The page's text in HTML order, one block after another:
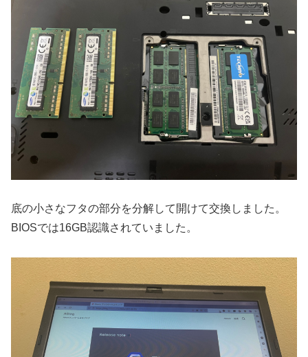
底の小さなフタの部分を分解して開けて交換しました。
BIOSでは16GB認識されていました。